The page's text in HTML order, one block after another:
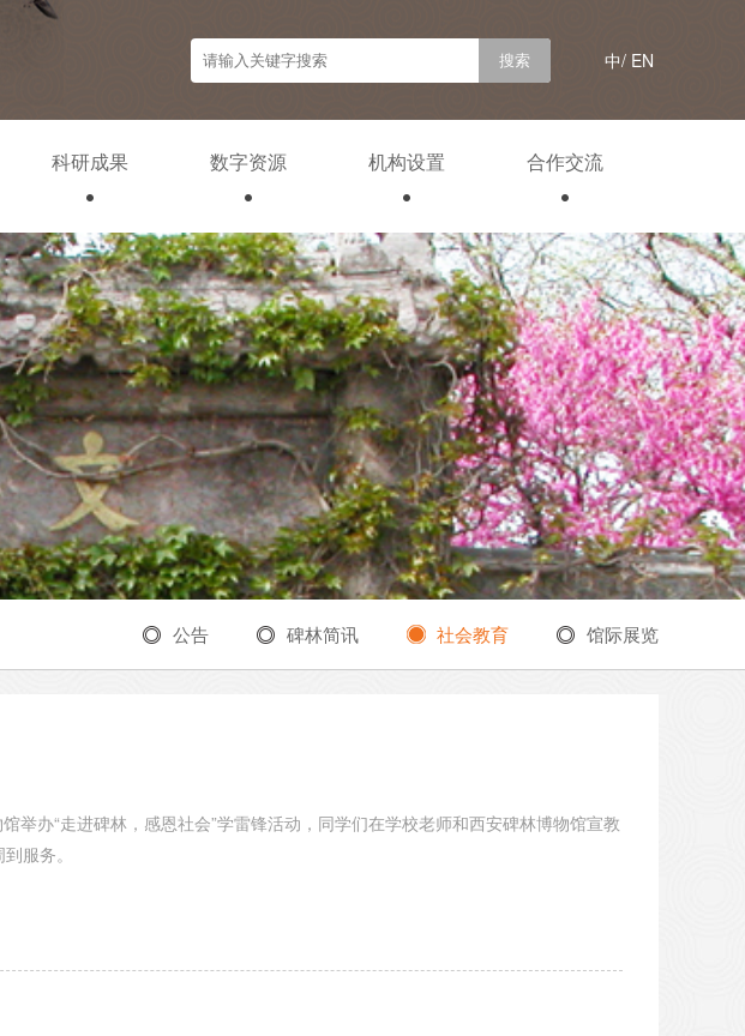
中/ EN
科研成果 数字资源 机构设置 合作交流
公告 碑林简讯 社会教育 馆际展览
举办“走进碑林，感恩社会”学雷锋活动，同学们在学校老师和西安碑林博物馆宣教
服务。